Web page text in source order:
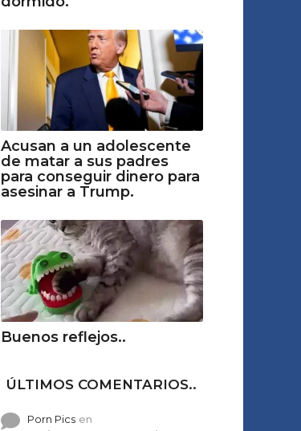
Acusan a un adolescente
de matar a sus padres
para conseguir dinero para
asesinar a Trump.
Buenos reflejos..
ÚLTIMOS COMENTARIOS..
Porn Picsen